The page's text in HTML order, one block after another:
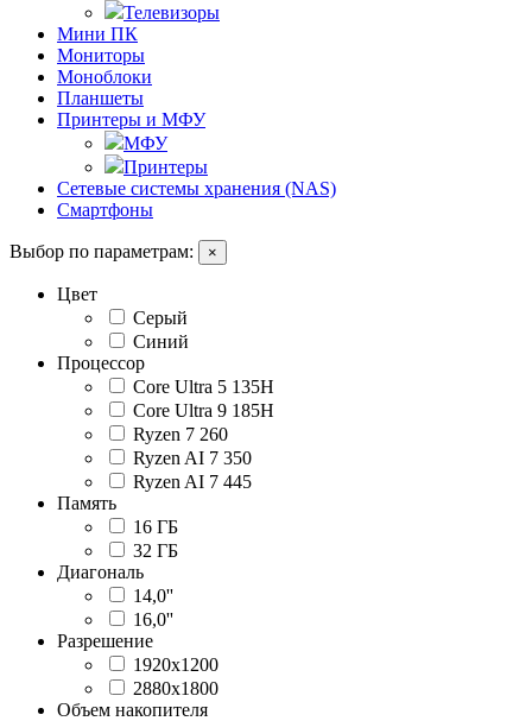
Телевизоры
Мини ПК
Мониторы
Моноблоки
Планшеты
Принтеры и МФУ
МФУ
Принтеры
Сетевые системы хранения (NAS)
Смартфоны
Выбор по параметрам: ×
Цвет
Серый
Синий
Процессор
Core Ultra 5 135H
Core Ultra 9 185H
Ryzen 7 260
Ryzen AI 7 350
Ryzen AI 7 445
Память
16 ГБ
32 ГБ
Диагональ
14,0''
16,0''
Разрешение
1920x1200
2880x1800
Объем накопителя